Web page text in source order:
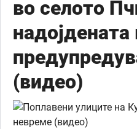
во селото
надојдената
(видео)